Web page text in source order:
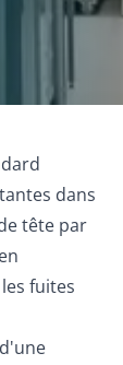
dans
tête par
fuites